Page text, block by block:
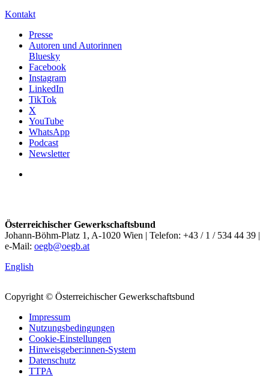
Kontakt
Presse
Autoren und Autorinnen
Bluesky
Facebook
Instagram
LinkedIn
TikTok
X
YouTube
WhatsApp
Podcast
Newsletter
Österreichischer Gewerkschaftsbund
Johann-Böhm-Platz 1, A-1020 Wien | Telefon: +43 / 1 / 534 44 39 |
e-Mail: oegb@oegb.at
English
Copyright © Österreichischer Gewerkschaftsbund
Impressum
Nutzungsbedingungen
Cookie-Einstellungen
Hinweisgeber:innen-System
Datenschutz
TTPA